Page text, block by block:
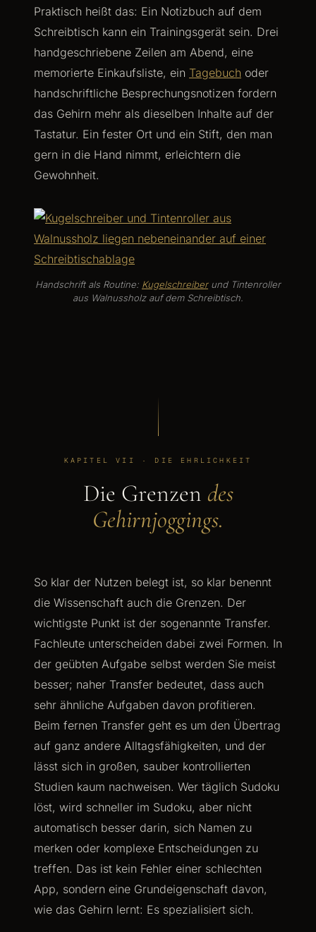
Praktisch heißt das: Ein Notizbuch auf dem
Schreibtisch kann ein Trainingsgerät sein. Drei
handgeschriebene Zeilen am Abend, eine
memorierte Einkaufsliste, ein Tagebuch oder
handschriftliche Besprechungsnotizen fordern
das Gehirn mehr als dieselben Inhalte auf der
Tastatur. Ein fester Ort und ein Stift, den man
gern in die Hand nimmt, erleichtern die
Gewohnheit.
Handschrift als Routine: Kugelschreiberund Tintenroller
aus Walnussholz auf dem Schreibtisch.
KAPITEL VII · DIE EHRLICHKEIT
Die Grenzen des
Gehirnjoggings.
So klar der Nutzen belegt ist, so klar benennt
die Wissenschaft auch die Grenzen. Der
wichtigste Punkt ist der sogenannte Transfer.
Fachleute unterscheiden dabei zwei Formen. In
der geübten Aufgabe selbst werden Sie meist
besser; naher Transfer bedeutet, dass auch
sehr ähnliche Aufgaben davon profitieren.
Beim fernen Transfer geht es um den Übertrag
auf ganz andere Alltagsfähigkeiten, und der
lässt sich in großen, sauber kontrollierten
Studien kaum nachweisen. Wer täglich Sudoku
löst, wird schneller im Sudoku, aber nicht
automatisch besser darin, sich Namen zu
merken oder komplexe Entscheidungen zu
treffen. Das ist kein Fehler einer schlechten
App, sondern eine Grundeigenschaft davon,
wie das Gehirn lernt: Es spezialisiert sich.